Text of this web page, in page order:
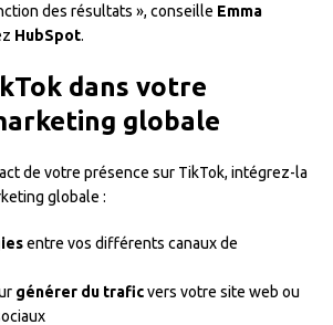
des résultats », conseille Emma
HubSpot.
dans votre
globale
de votre présence sur TikTok, intégrez-la
globale :
entre vos différents canaux de
générer du traficvers votre site web ou